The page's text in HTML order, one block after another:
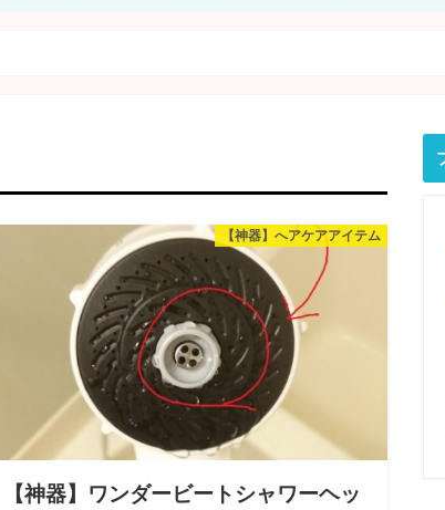
【神器】へアケアアイテム
【神器】ワンダービートシャワーヘッ